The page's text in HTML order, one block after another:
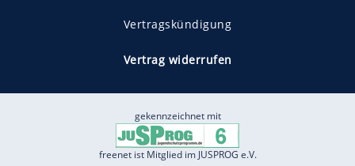
Vertragskündigung
Vertrag widerrufen
gekennzeichnet mit
freenet ist Mitglied im JUSPROG e.V.